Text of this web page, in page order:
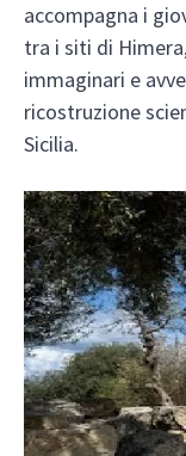
accompagna i
tra i siti di
immaginari e
ricostruzione
Sicilia.